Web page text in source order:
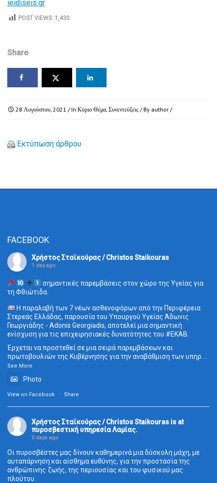
ieidiseis.gr
POST VIEWS: 1,430
Share
28 Αυγούστου, 2021 / In Κύριο Θέμα Συνεντεύξεις / By author /
Εκτύπωση άρθρου
FACEBOOK
Χρήστος Σταϊκούρας / Christos Staikouras
1 day ago
σημαντικές παρεμβάσεις στον χώρο της Υγείας για
τη Φθιώτιδα.
Η παραλαβή των 7 νέων ασθενοφόρων από την Περιφέρεια
Στερεάς Ελλάδας, παρουσία του Υπουργού Υγείας Άδωνις
Γεωργιάδης - Adonis Georgiadis, αποτελεί μια σημαντική
ενίσχυση για τις επιχειρησιακές δυνατότητες του #ΕΚΑΒ
Έρχεται να προστεθεί σε μια σειρά παρεμβάσεων και
πρωτοβουλιών της Κυβέρνησης για την αναβάθμιση των υπηρ
See More
Photo
View on Facebook · Share
Χρήστος Σταϊκούρας / Christos Staikouras is at
πυροσβεστική υπηρεσία Λαμίας.
5 days ago
Οι πυροσβέστες μας δίνουν καθημερινά μια δύσκολη μάχη, με
αυταπάρνηση και αίσθημα ευθύνης, για την προστασία της
ανθρώπινης ζωής, της περιουσίας και του φυσικού μας
πλούτου.